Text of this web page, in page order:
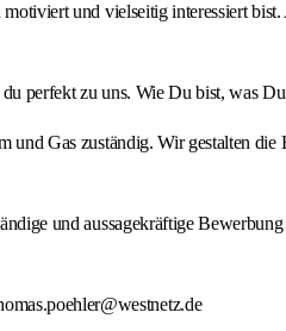
und vielseitig interessiert
perfekt zu uns. Wie Du bist, was
Gas zuständig. Wir gestalten
und aussagekräftige